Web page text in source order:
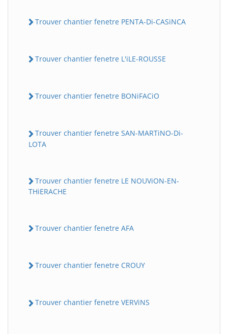
Trouver chantier fenetre PENTA-Di-CASiNCA
Trouver chantier fenetre L'iLE-ROUSSE
Trouver chantier fenetre BONiFACiO
Trouver chantier fenetre SAN-MARTiNO-Di-
LOTA
Trouver chantier fenetre LE NOUViON-EN-
THiERACHE
Trouver chantier fenetre AFA
Trouver chantier fenetre CROUY
Trouver chantier fenetre VERViNS